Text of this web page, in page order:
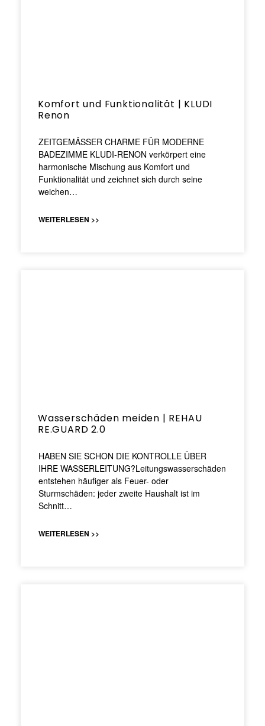
Komfort und Funktionalität | KLUDI
Renon
ZEITGEMÄSSER CHARME FÜR MODERNE
BADEZIMME KLUDI-RENON verkörpert eine
harmonische Mischung aus Komfort und
Funktionalität und zeichnet sich durch seine
weichen…
WEITERLESEN >>
Wasserschäden meiden | REHAU
RE.GUARD 2.0
HABEN SIE SCHON DIE KONTROLLE ÜBER
IHRE WASSERLEITUNG?Leitungswasserschäden
entstehen häufiger als Feuer- oder
Sturmschäden: jeder zweite Haushalt ist im
Schnitt…
WEITERLESEN >>